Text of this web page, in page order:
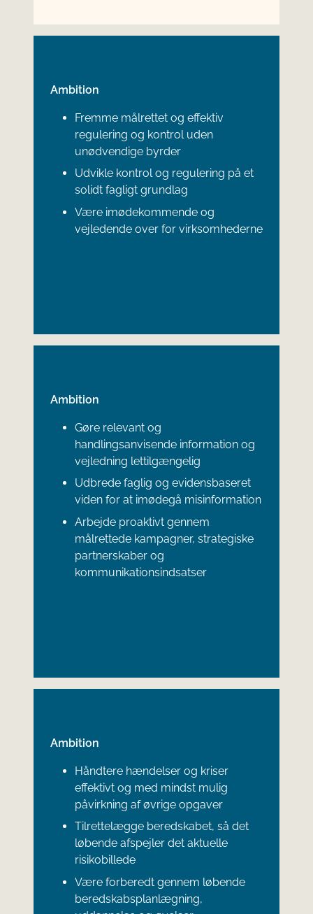
Ambition
Fremme målrettet og effektiv
regulering og kontrol uden
unødvendige byrder
Udvikle kontrol og regulering på et
solidt fagligt grundlag
Være imødekommende og
vejledende over for virksomhederne
Ambition
Gøre relevant og
handlingsanvisende information og
vejledning lettilgængelig
Udbrede faglig og evidensbaseret
viden for at imødegå misinformation
Arbejde proaktivt gennem
målrettede kampagner, strategiske
partnerskaber og
kommunikationsindsatser
Ambition
Håndtere hændelser og kriser
effektivt og med mindst mulig
påvirkning af øvrige opgaver
Tilrettelægge beredskabet, så det
løbende afspejler det aktuelle
risikobillede
Være forberedt gennem løbende
beredskabsplanlægning,